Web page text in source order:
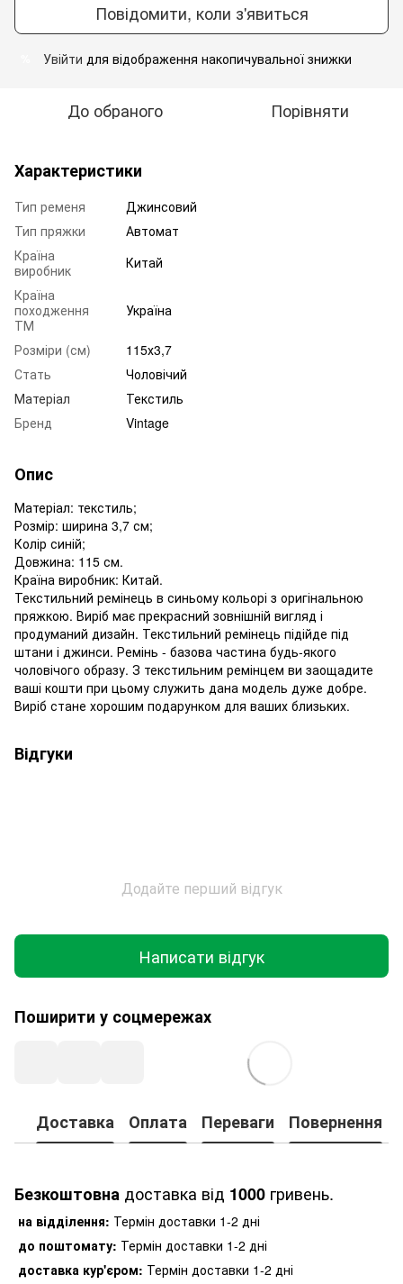
Повідомити, коли з'явиться
Увійти для відображення накопичувальної знижки
До обраного Порівняти
Характеристики
Тип ременя
Джинсовий
Тип пряжки
Автомат
Країна
виробник
Китай
Країна
походження
ТМ
Україна
Розміри (см)
115х3,7
Стать
Чоловічий
Матеріал
Текстиль
Бренд
Vintage
Опис
Матеріал: текстиль;
Розмір: ширина 3,7 см;
Колір синій;
Довжина: 115 см.
Країна виробник: Китай.
Текстильний ремінець в синьому кольорі з оригінальною
пряжкою. Виріб має прекрасний зовнішній вигляд і
продуманий дизайн. Текстильний ремінець підійде під
штани і джинси. Ремінь - базова частина будь-якого
чоловічого образу. З текстильним ремінцем ви заощадите
ваші кошти при цьому служить дана модель дуже добре.
Виріб стане хорошим подарунком для ваших близьких.
Відгуки
Додайте перший відгук
Написати відгук
Поширити у соцмережах
Доставка Оплата Переваги Повернення
Безкоштовна доставка від 1000 гривень.
на відділення: Термін доставки 1-2 дні
до поштомату: Термін доставки 1-2 дні
доставка кур'єром: Термін доставки 1-2 дні